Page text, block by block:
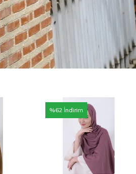
%62 İndirim